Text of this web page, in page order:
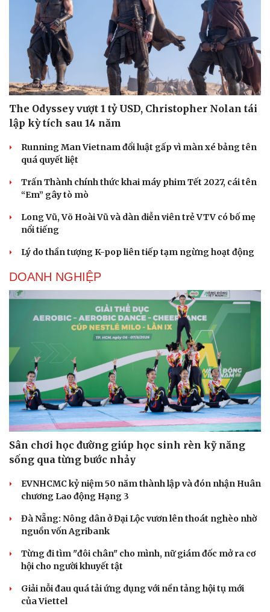
Du lịch
Tư vấn
Săn Tour
check-in
Podcast
Câu chuyện thời sự
Đọc truyện đêm khuya
Cửa sổ tình yêu
Kể chuyện cho bé
The Odyssey vượt 1 tỷ USD, Christopher Nolan tái
lập kỳ tích sau 14 năm
Running Man Vietnam đổi luật gấp vì màn xé bảng tên
quá quyết liệt
Trấn Thành chính thức khai máy phim Tết 2027, cái tên
“Em” gây tò mò
Long Vũ, Võ Hoài Vũ và dàn diễn viên trẻ VTV có bố mẹ
nổi tiếng
Lý do thần tượng K-pop liên tiếp tạm ngừng hoạt động
DOANH NGHIỆP
Sân chơi học đường giúp học sinh rèn kỹ năng
sống qua từng bước nhảy
EVNHCMC kỷ niệm 50 năm thành lập và đón nhận Huân
chương Lao động Hạng 3
Đà Nẵng: Nông dân ở Đại Lộc vươn lên thoát nghèo nhờ
nguồn vốn Agribank
Từng đi tìm "đôi chân" cho mình, nữ giám đốc mở ra cơ
hội cho người khuyết tật
Giải nỗi đau quá tải ứng dụng với nền tảng hội tụ mới
của Viettel